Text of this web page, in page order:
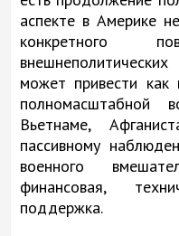
аспекте в Америке
конкретного
может привести как
Вьетнаме,
пассивному
военного
финансовая,
поддержка.